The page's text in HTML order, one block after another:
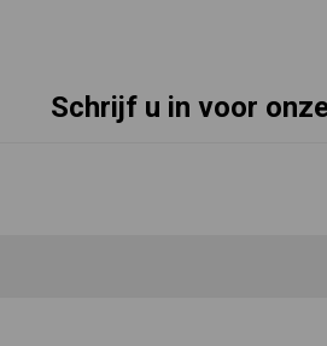
Schrijf u in voor